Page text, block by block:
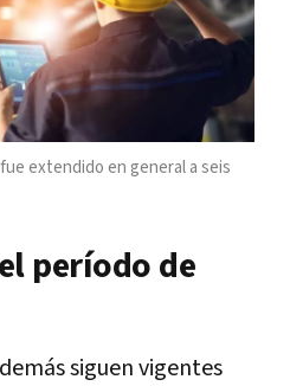
extendido en general a seis
período de
siguen vigentes